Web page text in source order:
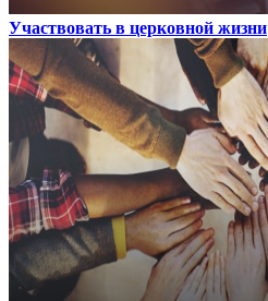
Участвовать в церковной жизни